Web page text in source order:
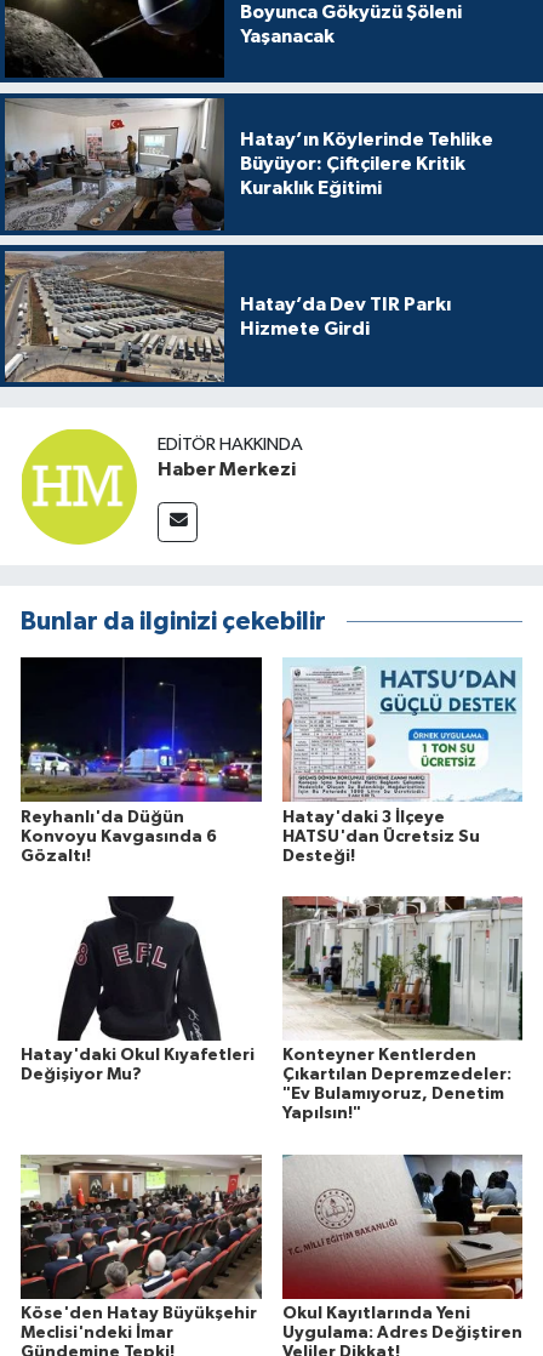
Boyunca Gökyüzü Şöleni
Yaşanacak
Hatay’ın Köylerinde Tehlike
Büyüyor: Çiftçilere Kritik
Kuraklık Eğitimi
Hatay’da Dev TIR Parkı
Hizmete Girdi
EDITÖR HAKKINDA
Haber Merkezi
Bunlar da ilginizi çekebilir
Reyhanlı'da Düğün
Konvoyu Kavgasında 6
Gözaltı!
Hatay'daki 3 İlçeye
HATSU'dan Ücretsiz Su
Desteği!
Hatay'daki Okul Kıyafetleri
Değişiyor Mu?
Konteyner Kentlerden
Çıkartılan Depremzedeler:
"Ev Bulamıyoruz, Denetim
Yapılsın!"
Köse'den Hatay Büyükşehir
Meclisi'ndeki İmar
Okul Kayıtlarında Yeni
Uygulama: Adres Değiştiren